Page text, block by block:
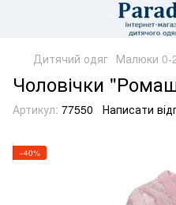
Дитячий одяг Малюки 0-
Чоловічки
Артикул: 77550 Написати
−40%